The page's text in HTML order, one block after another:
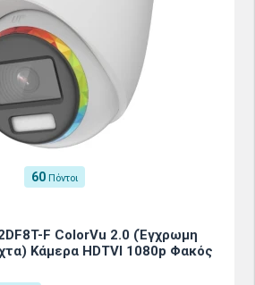
60 Πόντοι
F ColorVu 2.0 (Έγχρωμη
Κάμερα HDTVI 1080p Φακός